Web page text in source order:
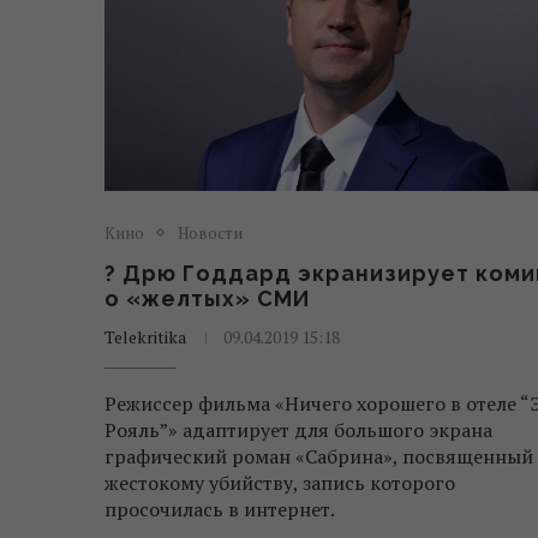
Кино Новости
? Дрю Годдард экранизирует
о «желтых» СМИ
Telekritika 09.04.2019 15:18
Режиссер фильма «Ничего хорошего в отеле
Рояль”» адаптирует для большого экрана
графический роман «Сабрина», посвященный
жестокому убийству, запись которого
просочилась в интернет.